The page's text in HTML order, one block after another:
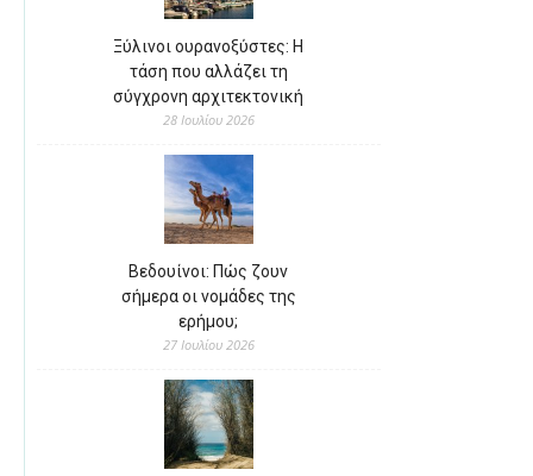
Ξύλινοι ουρανοξύστες: Η
τάση που αλλάζει τη
σύγχρονη αρχιτεκτονική
28 Ιουλίου 2026
Βεδουίνοι: Πώς ζουν
σήμερα οι νομάδες της
ερήμου;
27 Ιουλίου 2026